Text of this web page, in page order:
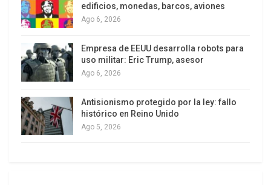
región. La jornada dejó un saldo de tensión,
episodio que causó repudio: dos jóvenes
portando la esvástica en sus brazos y realizando
el saludo nazi.
edificios, monedas, barcos, aviones
Ago 6, 2026
Empresa de EEUU desarrolla robots para
uso militar: Eric Trump, asesor
Ago 6, 2026
Antisionismo protegido por la ley: fallo
histórico en Reino Unido
Ago 5, 2026